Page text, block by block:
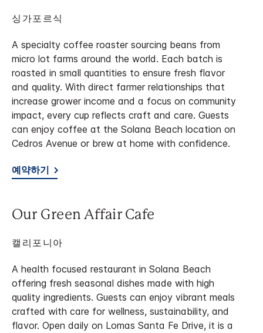
싱가포르식
A specialty coffee roaster sourcing beans from
micro lot farms around the world. Each batch is
roasted in small quantities to ensure fresh flavor
and quality. With direct farmer relationships that
increase grower income and a focus on community
impact, every cup reflects craft and care. Guests
can enjoy coffee at the Solana Beach location on
Cedros Avenue or brew at home with confidence.
예약하기
Our Green Affair Cafe
캘리포니아
A health focused restaurant in Solana Beach
offering fresh seasonal dishes made with high
quality ingredients. Guests can enjoy vibrant meals
crafted with care for wellness, sustainability, and
flavor. Open daily on Lomas Santa Fe Drive, it is a